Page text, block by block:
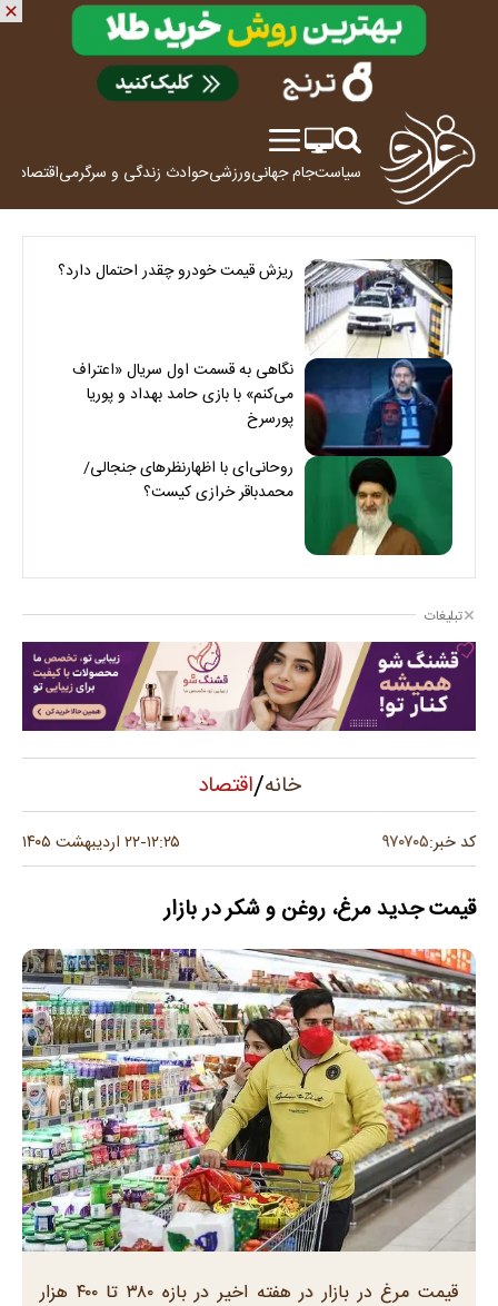
سیاستجام جهانیورزشیحوادث زندگی و سرگرمیاقتصاد
ریزش قیمت خودرو چقدر احتمال دارد؟
نگاهی به قسمت اول سریال «اعتراف
می‌کنم» با بازی حامد بهداد و پوریا
پورسرخ
روحانی‌ای با اظهارنظرهای جنجالی/
محمدباقر خرازی کیست؟
تبلیغات
خانه/اقتصاد
کد خبر:۹۷۰۷۰۵ ۱۲:۲۵-۲۲ اردیبهشت ۱۴۰۵
قیمت جدید مرغ، روغن و شکر در بازار
قیمت مرغ در بازار در هفته اخیر در بازه ۳۸۰ تا ۴۰۰ هزار